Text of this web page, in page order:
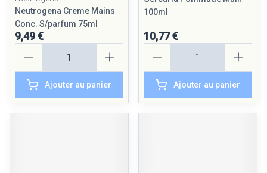
Neutrogena Creme Mains
Conc. S/parfum 75ml
9,49 €
Ajouter au panier
100ml
10,77 €
Ajouter au panier